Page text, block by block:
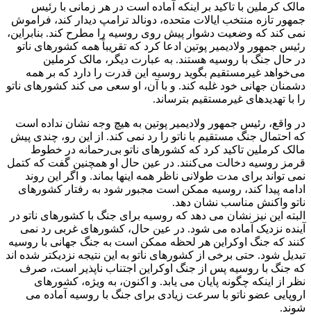
مالک کرملین با تاکید بر اینکه آماده است در هر زمانی با رئیس
جمهور تازه منتخب ایالات متحده، دونالد ترامپ دیدار کند، فراموش
نمی کند که وضعیت دشوار پیش روی روسیه را مطرح کند. بنابراین،
رئیس جمهور ولادیمیر پوتین ادعا کرد که تقریباً همه کشورهای ناتو
در حال جنگ با روسیه هستند. به عبارت دیگر، مالک کرملین
می‌خواهد غیرمستقیم بگوید روسیه این قدرت را دارد که بر همه
دشمنان جهانی خود غلبه کند. و با آن، او سعی می کند کشورهای ناتو
را با تهدیدهای غیرمستقیم بترساند.
در واقع، رئیس جمهور ولادیمیر پوتین به هیچ وجه نشان نداده است
که احتمال جنگ مستقیم با ناتو را رد نمی کند. از این رو، چندی پیش
مالک کرملین تاکید کرد که کشورهای ناتو بی‌رحمانه در خطوط
قرمز روسیه دخالت می‌کنند. در عین حال او همچنین گفت که کتمل
نمی تواند برای مدت طولانی ناظر همه اینها بماند. و اگر این روند
ادامه پیدا کند، روسیه ممکن است مجبور شود به رفتار کشورهای
ناتو واکنش مناسب نشان دهد.
البته این نیز نشان می دهد که روسیه برای جنگ با کشورهای ناتو در
آینده نزدیک آماده می شود. در عین حال، کشورهای غربی رد نمی
کنند که جنگ اوکراین هر لحظه ممکن است به جنگ جهانی با روسیه
تبدیل شود. حتی برخی از کشورهای ناتو به این نتیجه نزدیکتر شده اند
که جنگ با روسیه پس از جنگ اوکراین اجتناب ناپذیر است، صرف
نظر از اینکه چگونه پایان می یابد. و اکنون، به ویژه، کشورهای
اروپایی عضو ناتو با سرعت زیادی برای جنگ با روسیه آماده می
شوند.